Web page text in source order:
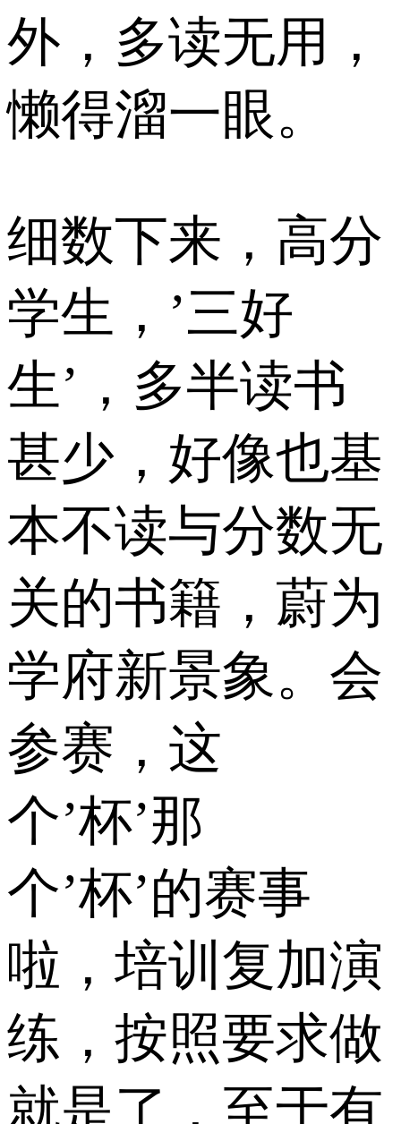
外，多读无用，
懒得溜一眼。
细数下来，高分
学生，’三好
生’，多半读书
甚少，好像也基
本不读与分数无
关的书籍，蔚为
学府新景象。会
参赛，这
个’杯’那
个’杯’的赛事
啦，培训复加演
练，按照要求做
就是了，至于有